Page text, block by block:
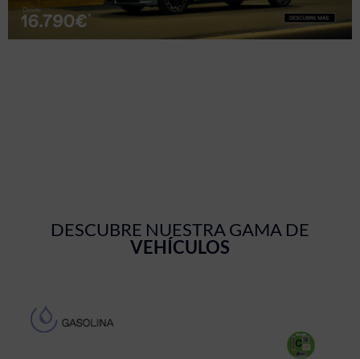
DESCUBRE NUESTRA GAMA DE
VEHÍCULOS